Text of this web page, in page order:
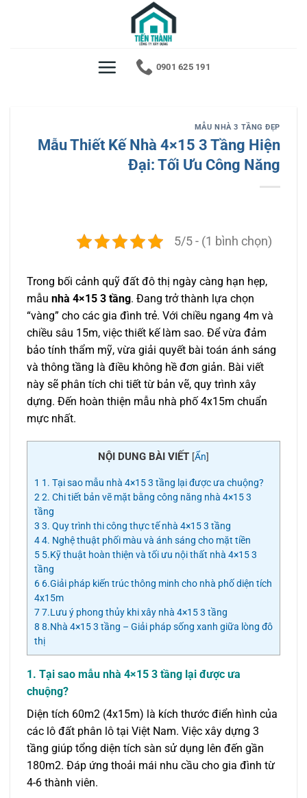
0901 625 191
MẪU NHÀ 3 TẦNG ĐẸP
Mẫu Thiết Kế Nhà 4×15 3 Tầng Hiện
Đại: Tối Ưu Công Năng
5/5 - (1 bình chọn)
Trong bối cảnh quỹ đất đô thị ngày càng hạn hẹp,
mẫu nhà 4×15 3 tầng. Đang trở thành lựa chọn
“vàng” cho các gia đình trẻ. Với chiều ngang 4m và
chiều sâu 15m, việc thiết kế làm sao. Để vừa đảm
bảo tính thẩm mỹ, vừa giải quyết bài toán ánh sáng
và thông tầng là điều không hề đơn giản. Bài viết
này sẽ phân tích chi tiết từ bản vẽ, quy trình xây
dựng. Đến hoàn thiện mẫu nhà phố 4x15m chuẩn
mực nhất.
NỘI DUNG BÀI VIẾT [Ẩn]
1 1. Tại sao mẫu nhà 4×15 3 tầng lại được ưa chuộng?
2 2. Chi tiết bản vẽ mặt bằng công năng nhà 4×15 3
tầng
3 3. Quy trình thi công thực tế nhà 4×15 3 tầng
44. Nghệ thuật phối màu và ánh sáng cho mặt tiền
5 5.Kỹ thuật hoàn thiện và tối ưu nội thất nhà 4×15 3
tầng
6 6.Giải pháp kiến trúc thông minh cho nhà phố diện tích
4x15m
77.Lưu ý phong thủy khi xây nhà 4×15 3 tầng
8 8.Nhà 4×15 3 tầng – Giải pháp sống xanh giữa lòng đô
thị
1. Tại sao mẫu nhà 4×15 3 tầng lại được ưa
chuộng?
Diện tích 60m2 (4x15m) là kích thước điển hình của
các lô đất phân lô tại Việt Nam. Việc xây dựng 3
tầng giúp tổng diện tích sàn sử dụng lên đến gần
180m2. Đáp ứng thoải mái nhu cầu cho gia đình từ
4-6 thành viên.